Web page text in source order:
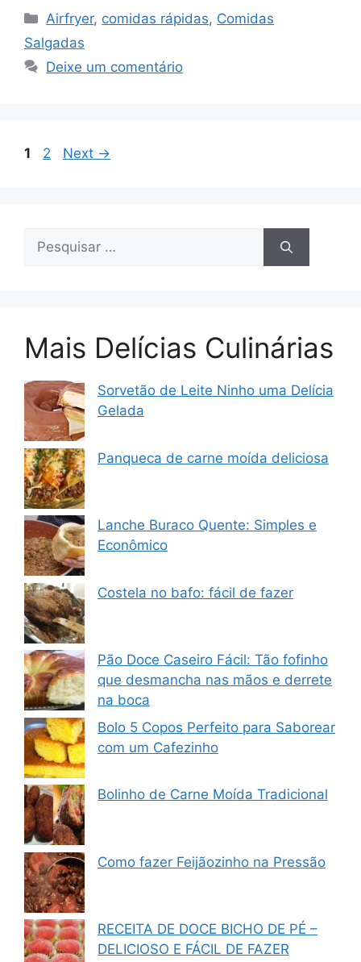
Categorias
Airfryer, comidas rápidas, Comidas
Salgadas
Deixe um comentário
Page
1 Page
2 Next →
Pesquisar
Mais Delícias Culinárias
Sorvetão de Leite Ninho uma Delícia
Gelada
Panqueca de carne moída deliciosa
Lanche Buraco Quente: Simples e
Econômico
Costela no bafo: fácil de fazer
Pão Doce Caseiro Fácil: Tão fofinho
que desmancha nas mãos e derrete
na boca
Bolo 5 Copos Perfeito para Saborear
com um Cafezinho
Bolinho de Carne Moída Tradicional
Como fazer Feijãozinho na Pressão
RECEITA DE DOCE BICHO DE PÉ –
DELICIOSO E FÁCIL DE FAZER